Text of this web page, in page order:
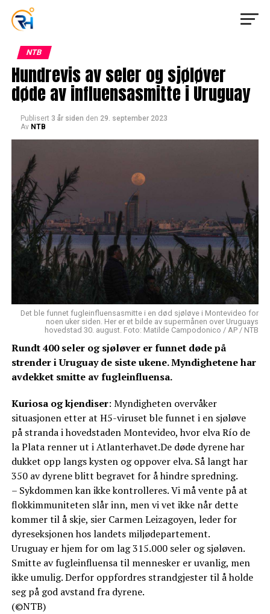
NTB
Hundrevis av seler og sjøløver
døde av influensasmitte i Uruguay
Publisert 3 år siden den 29. september 2023
Av NTB
Det ble funnet fugleinfluensasmitte i en død sjøløve i Montevideo for
noen uker siden. Her er et bilde av supermånen over Uruguays
hovedstad 30. august. Foto: Matilde Campodonico / AP / NTB
Rundt 400 seler og sjøløver er funnet døde på
strender i Uruguay de siste ukene. Myndighetene har
avdekket smitte av fugleinfluensa.
Kuriosa og kjendiser: Myndigheten overvåker
situasjonen etter at H5-viruset ble funnet i en sjøløve
på stranda i hovedstaden Montevideo, hvor elva Río de
la Plata renner ut i Atlanterhavet.De døde dyrene har
dukket opp langs kysten og oppover elva. Så langt har
350 av dyrene blitt begravet for å hindre spredning.
– Sykdommen kan ikke kontrolleres. Vi må vente på at
flokkimmuniteten slår inn, men vi vet ikke når dette
kommer til å skje, sier Carmen Leizagoyen, leder for
dyreseksjonen hos landets miljødepartement.
Uruguay er hjem for om lag 315.000 seler og sjøløven.
Smitte av fugleinfluensa til mennesker er uvanlig, men
ikke umulig. Derfor oppfordres strandgjester til å holde
seg på god avstand fra dyrene.
(©NTB)